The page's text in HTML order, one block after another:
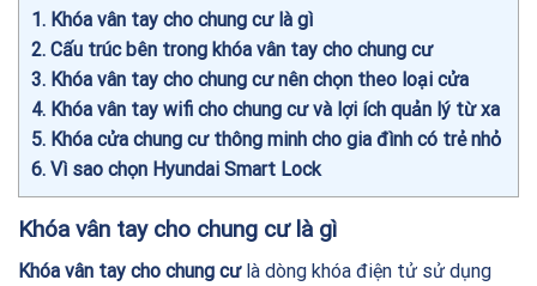
1
Khóa vân tay cho chung cư là gì
2 Cấu trúc bên trong khóa vân tay cho chung cư
3 Khóa vân tay cho chung cư nên chọn theo loại cửa
4 Khóa vân tay wifi cho chung cư và lợi ích quản lý từ xa
5 Khóa cửa chung cư thông minh cho gia đình có trẻ nhỏ
6 Vì sao chọn Hyundai Smart Lock
Khóa vân tay cho chung cư là gì
Khóa vân tay cho chung cưlà dòng khóa điện tử sử dụng